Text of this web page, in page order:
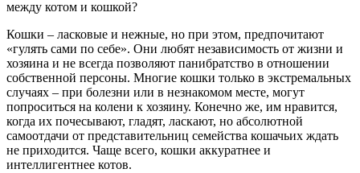
между котом и кошкой?
Кошки – ласковые и нежные, но при этом, предпочитают
«гулять сами по себе». Они любят независимость от жизни и
хозяина и не всегда позволяют панибратство в отношении
собственной персоны. Многие кошки только в экстремальных
случаях – при болезни или в незнакомом месте, могут
попроситься на колени к хозяину. Конечно же, им нравится,
когда их почесывают, гладят, ласкают, но абсолютной
самоотдачи от представительниц семейства кошачьих ждать
не приходится. Чаще всего, кошки аккуратнее и
интеллигентнее котов.